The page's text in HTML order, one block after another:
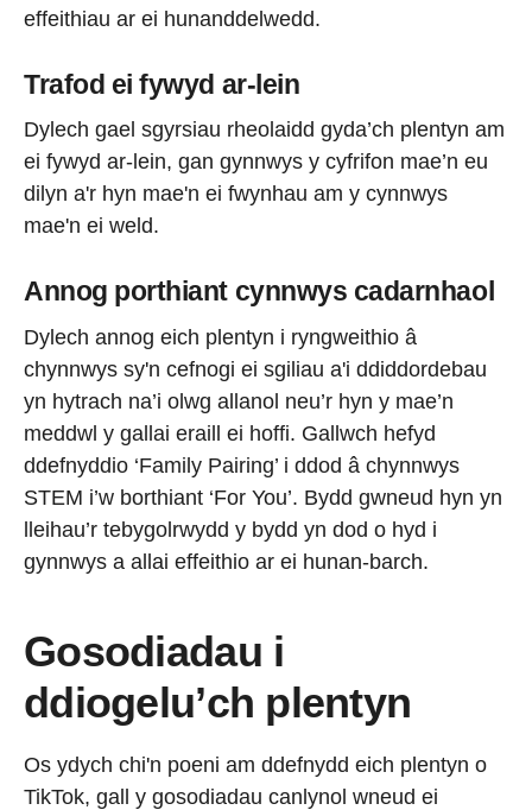
effeithiau ar ei hunanddelwedd.
Trafod ei fywyd ar-lein
Dylech gael sgyrsiau rheolaidd gyda’ch plentyn am
ei fywyd ar-lein, gan gynnwys y cyfrifon mae’n eu
dilyn a'r hyn mae'n ei fwynhau am y cynnwys
mae'n ei weld.
Annog porthiant cynnwys cadarnhaol
Dylech annog eich plentyn i ryngweithio â
chynnwys sy'n cefnogi ei sgiliau a'i ddiddordebau
yn hytrach na’i olwg allanol neu’r hyn y mae’n
meddwl y gallai eraill ei hoffi. Gallwch hefyd
ddefnyddio ‘Family Pairing’ i ddod â chynnwys
STEM i’w borthiant ‘For You’. Bydd gwneud hyn yn
lleihau’r tebygolrwydd y bydd yn dod o hyd i
gynnwys a allai effeithio ar ei hunan-barch.
Gosodiadau i
ddiogelu’ch plentyn
Os ydych chi'n poeni am ddefnydd eich plentyn o
TikTok, gall y gosodiadau canlynol wneud ei